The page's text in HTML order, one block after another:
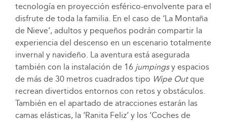
tecnología en proyección esférico-envolvente para el
disfrute de toda la familia. En el caso de ‘La Montaña
de Nieve’, adultos y pequeños podrán compartir la
experiencia del descenso en un escenario totalmente
invernal y navideño. La aventura está asegurada
también con la instalación de 16 jumpingsy espacios
de más de 30 metros cuadrados tipo Wipe Outque
recrean divertidos entornos con retos y obstáculos.
También en el apartado de atracciones estarán las
camas elásticas, la ‘Ranita Feliz’ y los ‘Coches de